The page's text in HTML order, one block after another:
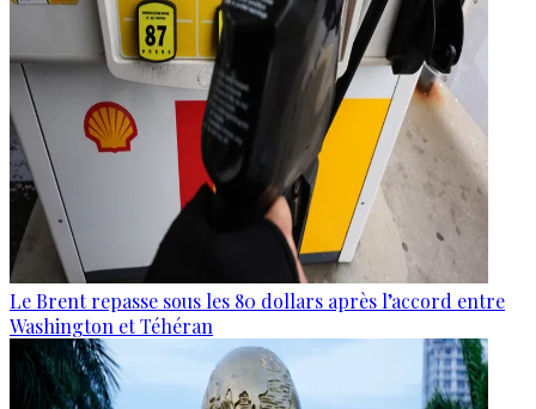
Le Brent repasse sous les 80 dollars après l’accord entre
Washington et Téhéran